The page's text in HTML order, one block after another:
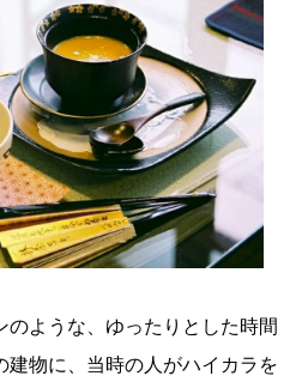
ような、ゆったりとした時間
物に、当時の人がハイカラを